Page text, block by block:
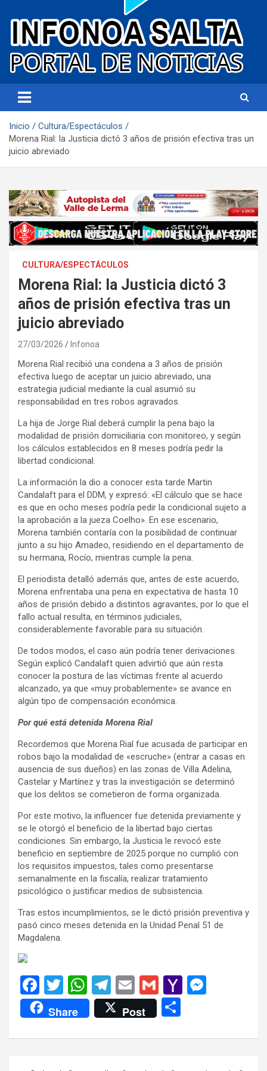
Infonoa Salta
Inicio
Cultura/Espectáculos
Morena Rial: la Justicia dictó 3 años de prisión efectiva tras un
juicio abreviado
CULTURA/ESPECTÁCULOS
Morena Rial: la Justicia dictó 3
años de prisión efectiva tras un
juicio abreviado
27/03/2026 Infonoa
Morena Rial recibió una condena a 3 años de prisión
efectiva luego de aceptar un juicio abreviado, una
estrategia judicial mediante la cual asumió su
responsabilidad en tres robos agravados.
La hija de Jorge Rial deberá cumplir la pena bajo la
modalidad de prisión domiciliaria con monitoreo, y según
los cálculos establecidos en 8 meses podría pedir la
libertad condicional.
La información la dio a conocer esta tarde Martin
Candalaft para el DDM, y expresó: «El cálculo que se hace
es que en ocho meses podría pedir la condicional sujeto a
la aprobación a la jueza Coelho». En ese escenario,
Morena también contaría con la posibilidad de continuar
junto a su hijo Amadeo, residiendo en el departamento de
su hermana, Rocío, mientras cumple la pena.
El periodista detalló además que, antes de este acuerdo,
Morena enfrentaba una pena en expectativa de hasta 10
años de prisión debido a distintos agravantes, por lo que el
fallo actual resulta, en términos judiciales,
considerablemente favorable para su situación.
De todos modos, el caso aún podría tener derivaciones.
Según explicó Candalaft quien advirtió que aún resta
conocer la postura de las víctimas frente al acuerdo
alcanzado, ya que «muy probablemente» se avance en
algún tipo de compensación económica.
Por qué está detenida Morena Rial
Recordemos que Morena Rial fue acusada de participar en
robos bajo la modalidad de «escruche» (entrar a casas en
ausencia de sus dueños) en las zonas de Villa Adelina,
Castelar y Martínez y tras la investigación se determinó
que los delitos se cometieron de forma organizada.
Por este motivo, la influencer fue detenida previamente y
se le otorgó el beneficio de la libertad bajo ciertas
condiciones. Sin embargo, la Justicia le revocó este
beneficio en septiembre de 2025 porque no cumplió con
los requisitos impuestos, tales como presentarse
semanalmente en la fiscalía, realizar tratamiento
psicológico o justificar medios de subsistencia.
Tras estos incumplimientos, se le dictó prisión preventiva y
pasó cinco meses detenida en la Unidad Penal 51 de
Magdalena.
F
a
ce
b
T
wi
tt
er
W
h
at
s
T
el
e
gr
E
m
ail
G
m
ail
Y
o
n
Share Post
m